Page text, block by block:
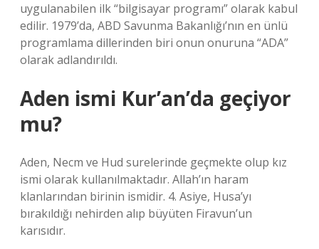
uygulanabilen ilk “bilgisayar programı” olarak kabul
edilir. 1979’da, ABD Savunma Bakanlığı’nın en ünlü
programlama dillerinden biri onun onuruna “ADA”
olarak adlandırıldı.
Aden ismi Kur’an’da geçiyor
mu?
Aden, Necm ve Hud surelerinde geçmekte olup kız
ismi olarak kullanılmaktadır. Allah’ın haram
klanlarından birinin ismidir. 4. Asiye, Husa’yı
bırakıldığı nehirden alıp büyüten Firavun’un
karısıdır.